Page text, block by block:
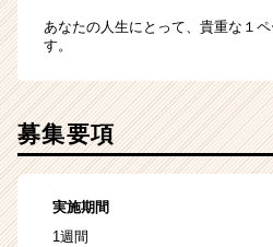
あなたの人生にとって、貴重な１
す。
募集要項
実施期間
1週間